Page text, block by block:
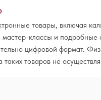
товары, включая
мастер-классы и
цифровой формат.
таких товаров не